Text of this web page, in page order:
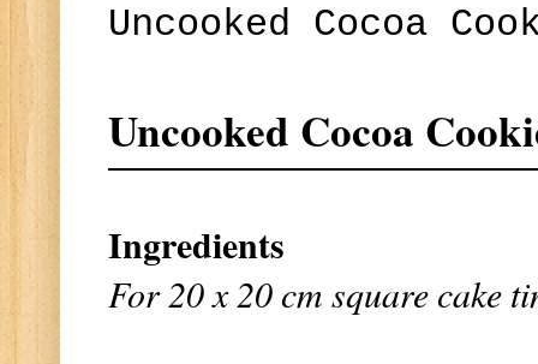
Uncooked Cocoa
Uncooked Cocoa
Ingredients
For 20 x 20 cm square cake